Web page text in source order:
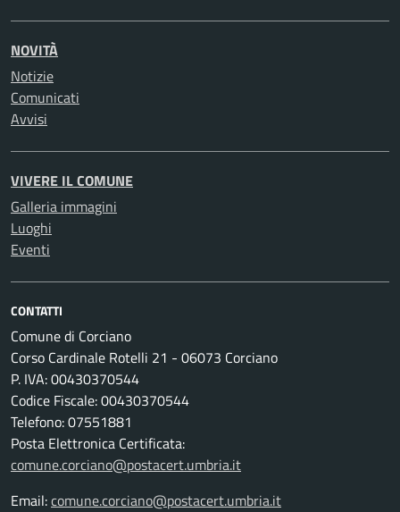
NOVITÀ
Notizie
Comunicati
Avvisi
VIVERE IL COMUNE
Galleria immagini
Luoghi
Eventi
CONTATTI
Comune di Corciano
Corso Cardinale Rotelli 21 - 06073 Corciano
P. IVA: 00430370544
Codice Fiscale: 00430370544
Telefono: 07551881
Posta Elettronica Certificata:
comune.corciano@postacert.umbria.it
Email:comune.corciano@postacert.umbria.it